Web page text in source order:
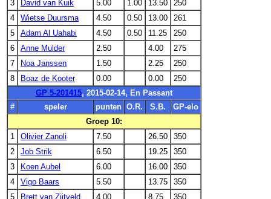
3
David van Kuik 5.00 1.00 13.50
250
4
Wietse Duursma 4.50 0.50 13.00
261
5
Adam Al Uahabi 4.50 0.50 11.25
250
6
Anne Mulder 2.50 4.00
275
7
Noa Janssen 1.50 2.25
250
8
Boaz de Kooter 0.00 0.00
250
GP 5-201415, 2015-02-14, En Passant
#
speler punten O.R. S.B.
GP-elo
Groep 10:
1
Olivier Zanoli 7.50 26.50
350
2
Job Strik 6.50 19.25
350
3
Koen Aubel 6.00 16.00
350
4
Vigo Baars 5.50 13.75
350
5
Brett van Zijtveld 4.00 8.75 350